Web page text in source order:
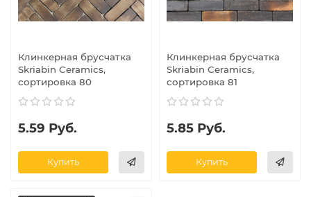
Клинкерная брусчатка
Skriabin Ceramics,
сортировка 80
5.59 Руб.
Купить
Клинкерная брусчатка
Skriabin Ceramics,
сортировка 81
5.85 Руб.
Купить